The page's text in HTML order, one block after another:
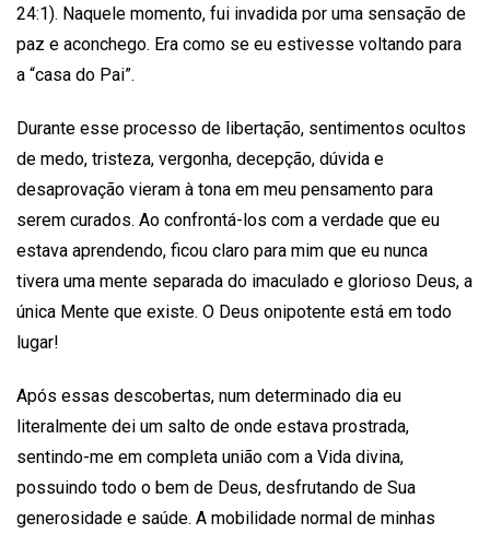
24:1). Naquele momento, fui invadida por uma sensação de
paz e aconchego. Era como se eu estivesse voltando para
a “casa do Pai”.
Durante esse processo de libertação, sentimentos ocultos
de medo, tristeza, vergonha, decepção, dúvida e
desaprovação vieram à tona em meu pensamento para
serem curados. Ao confrontá-los com a verdade que eu
estava aprendendo, ficou claro para mim que eu nunca
tivera uma mente separada do imaculado e glorioso Deus, a
única Mente que existe. O Deus onipotente está em todo
lugar!
Após essas descobertas, num determinado dia eu
literalmente dei um salto de onde estava prostrada,
sentindo-me em completa união com a Vida divina,
possuindo todo o bem de Deus, desfrutando de Sua
generosidade e saúde. A mobilidade normal de minhas